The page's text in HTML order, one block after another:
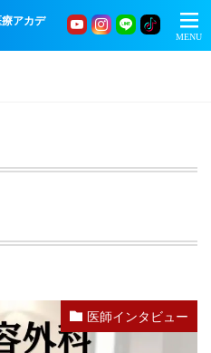
アカデ
医師インタビュー